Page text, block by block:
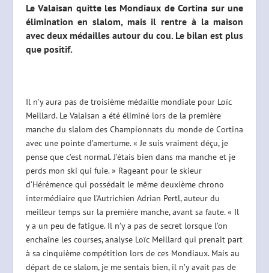
Le Valaisan quitte les Mondiaux de Cortina sur une
élimination en slalom, mais il rentre à la maison
avec deux médailles autour du cou. Le bilan est plus
que positif.
Il n’y aura pas de troisième médaille mondiale pour Loïc
Meillard. Le Valaisan a été éliminé lors de la première
manche du slalom des Championnats du monde de Cortina
avec une pointe d’amertume. « Je suis vraiment déçu, je
pense que c’est normal. J’étais bien dans ma manche et je
perds mon ski qui fuie. » Rageant pour le skieur
d’Hérémence qui possédait le même deuxième chrono
intermédiaire que l’Autrichien Adrian Pertl, auteur du
meilleur temps sur la première manche, avant sa faute. « Il
y a un peu de fatigue. Il n’y a pas de secret lorsque l’on
enchaîne les courses, analyse Loïc Meillard qui prenait part
à sa cinquième compétition lors de ces Mondiaux. Mais au
départ de ce slalom, je me sentais bien, il n’y avait pas de